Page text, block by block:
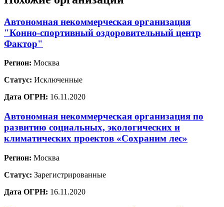
Автономная некоммерческая организация
"Конно-спортивный оздоровительный центр
Фактор"
Регион: Москва
Статус: Исключенные
Дата ОГРН: 16.11.2020
Автономная некоммерческая организация по
развитию социальных, экологических и
климатических проектов «Сохраним лес»
Регион: Москва
Статус: Зарегистрированные
Дата ОГРН: 16.11.2020